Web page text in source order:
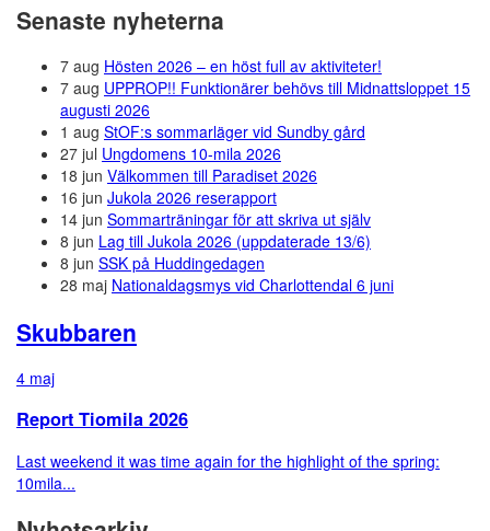
Senaste nyheterna
7 aug Hösten 2026 – en höst full av aktiviteter!
7 aug UPPROP!! Funktionärer behövs till Midnattsloppet 15
augusti 2026
1 aug StOF:s sommarläger vid Sundby gård
27 jul Ungdomens 10-mila 2026
18 jun Välkommen till Paradiset 2026
16 jun Jukola 2026 reserapport
14 jun Sommarträningar för att skriva ut själv
8 jun Lag till Jukola 2026 (uppdaterade 13/6)
8 jun SSK på Huddingedagen
28 maj Nationaldagsmys vid Charlottendal 6 juni
Skubbaren
4 maj
Report Tiomila 2026
Last weekend it was time again for the highlight of the spring:
10mila...